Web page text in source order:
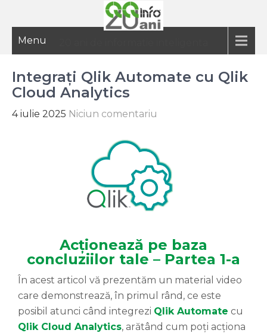
Menu
Integrați Qlik Automate cu Qlik
Cloud Analytics
4 iulie 2025 Niciun comentariu
Acționează pe baza
concluziilor tale – Partea 1-a
În acest articol vă prezentăm un material video
care demonstrează, în primul rând, ce este
posibil atunci când integrezi Qlik Automate cu
Qlik Cloud Analytics, arătând cum poți acționa